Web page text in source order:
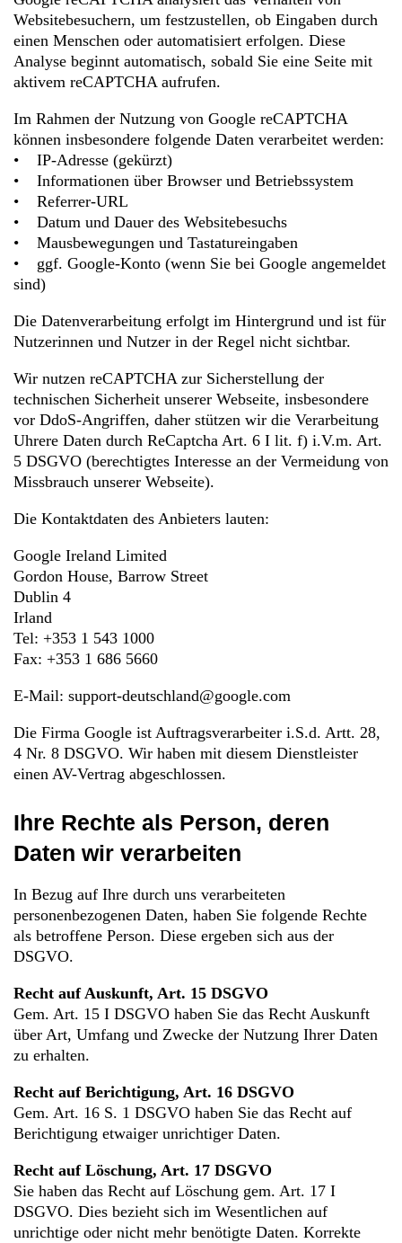
Websitebesuchern, um festzustellen, ob Eingaben durch
einen Menschen oder automatisiert erfolgen. Diese
Analyse beginnt automatisch, sobald Sie eine Seite mit
aktivem reCAPTCHA aufrufen.
Im Rahmen der Nutzung von Google reCAPTCHA
können insbesondere folgende Daten verarbeitet werden:
• IP-Adresse (gekürzt)
• Informationen über Browser und Betriebssystem
• Referrer-URL
• Datum und Dauer des Websitebesuchs
• Mausbewegungen und Tastatureingaben
• ggf. Google-Konto (wenn Sie bei Google angemeldet
sind)
Die Datenverarbeitung erfolgt im Hintergrund und ist für
Nutzerinnen und Nutzer in der Regel nicht sichtbar.
Wir nutzen reCAPTCHA zur Sicherstellung der
technischen Sicherheit unserer Webseite, insbesondere
vor DdoS-Angriffen, daher stützen wir die Verarbeitung
Uhrere Daten durch ReCaptcha Art. 6 I lit. f) i.V.m. Art.
5 DSGVO (berechtigtes Interesse an der Vermeidung von
Missbrauch unserer Webseite).
Die Kontaktdaten des Anbieters lauten:
Google Ireland Limited
Gordon House, Barrow Street
Dublin 4
Irland
Tel: +353 1 543 1000
Fax: +353 1 686 5660
E-Mail: support-deutschland@google.com
Die Firma Google ist Auftragsverarbeiter i.S.d. Artt. 28,
4 Nr. 8 DSGVO. Wir haben mit diesem Dienstleister
einen AV-Vertrag abgeschlossen.
Ihre Rechte als Person, deren
Daten wir verarbeiten
In Bezug auf Ihre durch uns verarbeiteten
personenbezogenen Daten, haben Sie folgende Rechte
als betroffene Person. Diese ergeben sich aus der
DSGVO.
Recht auf Auskunft, Art. 15 DSGVO
Gem. Art. 15 I DSGVO haben Sie das Recht Auskunft
über Art, Umfang und Zwecke der Nutzung Ihrer Daten
zu erhalten.
Recht auf Berichtigung, Art. 16 DSGVO
Gem. Art. 16 S. 1 DSGVO haben Sie das Recht auf
Berichtigung etwaiger unrichtiger Daten.
Recht auf Löschung, Art. 17 DSGVO
Sie haben das Recht auf Löschung gem. Art. 17 I
DSGVO. Dies bezieht sich im Wesentlichen auf
unrichtige oder nicht mehr benötigte Daten. Korrekte